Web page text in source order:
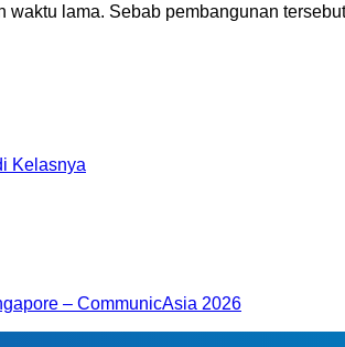
lama. Sebab pembangunan
Kelasnya
– CommunicAsia 2026